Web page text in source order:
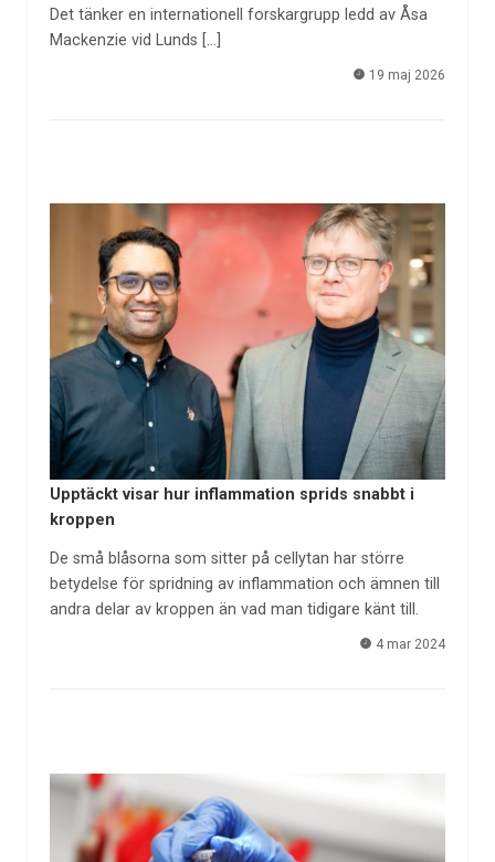
Det tänker en internationell forskargrupp ledd av Åsa
Mackenzie vid Lunds […]
19 maj 2026
Upptäckt visar hur inflammation sprids snabbt i
kroppen
De små blåsorna som sitter på cellytan har större
betydelse för spridning av inflammation och ämnen till
andra delar av kroppen än vad man tidigare känt till.
4 mar 2024